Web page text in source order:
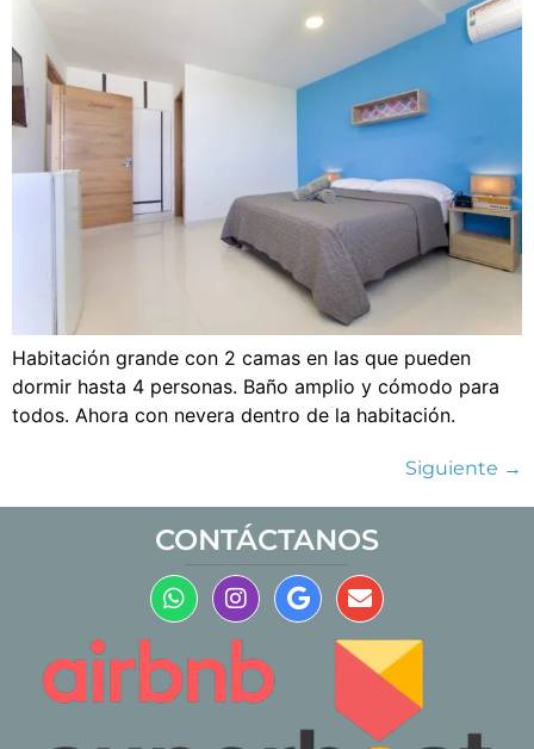
Habitación grande con 2 camas en las que pueden
dormir hasta 4 personas. Baño amplio y cómodo para
todos. Ahora con nevera dentro de la habitación.
Siguiente →
CONTÁCTANOS